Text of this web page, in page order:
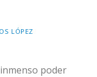
LÓPEZ
poder